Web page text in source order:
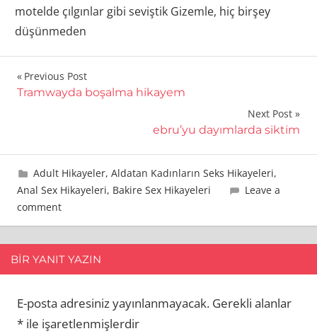
motelde çılgınlar gibi seviştik Gizemle, hiç birşey
düşünmeden
Yazı
gezinmesi
Previous Post
Tramwayda boşalma hikayem
Next Post
ebru’yu dayımlarda siktim
23 Aralık 2014
admin
Adult Hikayeler, Aldatan Kadınların Seks Hikayeleri,
Anal Sex Hikayeleri, Bakire Sex Hikayeleri
Leave a
comment
BIR YANIT YAZIN
E-posta adresiniz yayınlanmayacak. Gerekli alanlar
* ile işaretlenmişlerdir